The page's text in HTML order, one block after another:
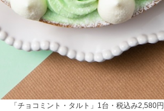
「チョコミント・タルト」1台・税込み2,580円